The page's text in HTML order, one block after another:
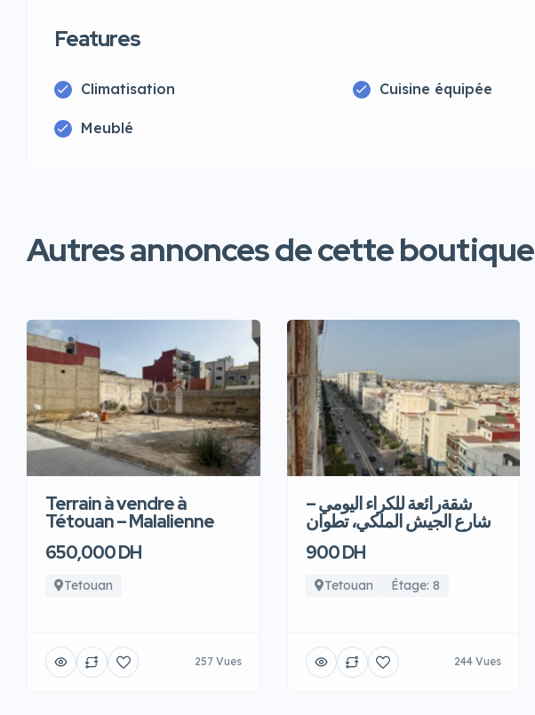
Features
Climatisation Cuisine équipée
Meublé
Autres annonces de cette boutique
Terrain à vendre à
Tétouan – Malalienne
650,000 DH
Tetouan
257 Vues
شقةرائعة للكراء اليومي –
شارع الجيش الملكي، تطوان
900 DH
Tetouan Étage: 8
244 Vues